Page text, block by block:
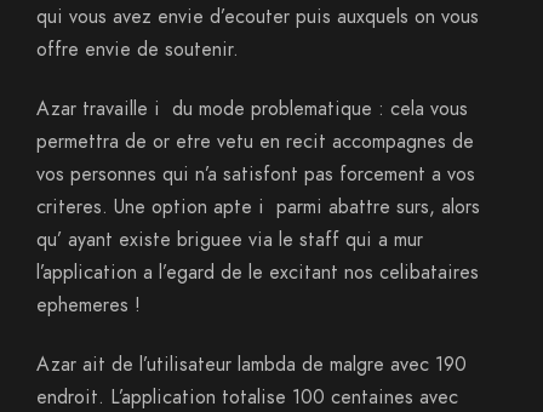
qui vous avez envie d’ecouter puis auxquels on vous
offre envie de soutenir.
Azar travaille i du mode problematique : cela vous
permettra de or etre vetu en recit accompagnes de
vos personnes qui n’a satisfont pas forcement a vos
criteres. Une option apte i parmi abattre surs, alors
qu’ ayant existe briguee via le staff qui a mur
l’application a l’egard de le excitant nos celibataires
ephemeres !
Azar ait de l’utilisateur lambda de malgre avec 190
endroit. L’application totalise 100 centaines avec